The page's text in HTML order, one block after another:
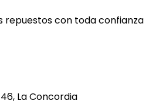
repuestos con toda confianza
La Concordia